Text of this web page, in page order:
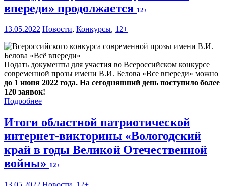
впереди» продолжается 12+
13.05.2022 Новости, Конкурсы, 12+
Подать документы для участия во Всероссийском конкурсе
современной прозы имени В.И. Белова «Все впереди» можно
до 1 июня 2022 года. На сегодняшний день поступило более
120 заявок!
Подробнее
Итоги областной патриотической
интернет-викторины «Вологодский
край в годы Великой Отечественной
войны» 12+